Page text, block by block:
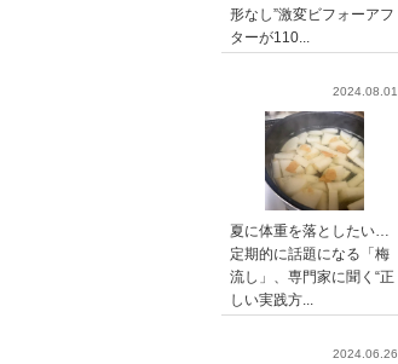
形なし”激変ビフォーアフ
ターが110...
2024.08.01
夏に体重を落としたい…
定期的に話題になる「梅
流し」、専門家に聞く“正
しい実践方...
2024.06.26